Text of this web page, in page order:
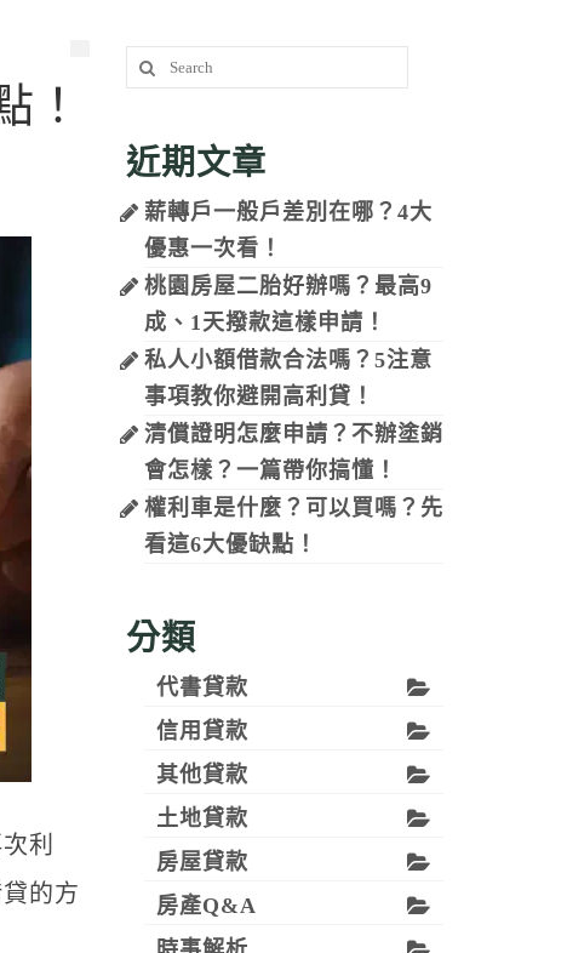
！
利
的方
Search
for:
近期文章
薪轉戶一般戶差別在哪？4大
優惠一次看！
桃園房屋二胎好辦嗎？最高9
成、1天撥款這樣申請！
私人小額借款合法嗎？5注意
事項教你避開高利貸！
清償證明怎麼申請？不辦塗銷
會怎樣？一篇帶你搞懂！
權利車是什麼？可以買嗎？先
看這6大優缺點！
分類
代書貸款
信用貸款
其他貸款
土地貸款
房屋貸款
房產Q&A